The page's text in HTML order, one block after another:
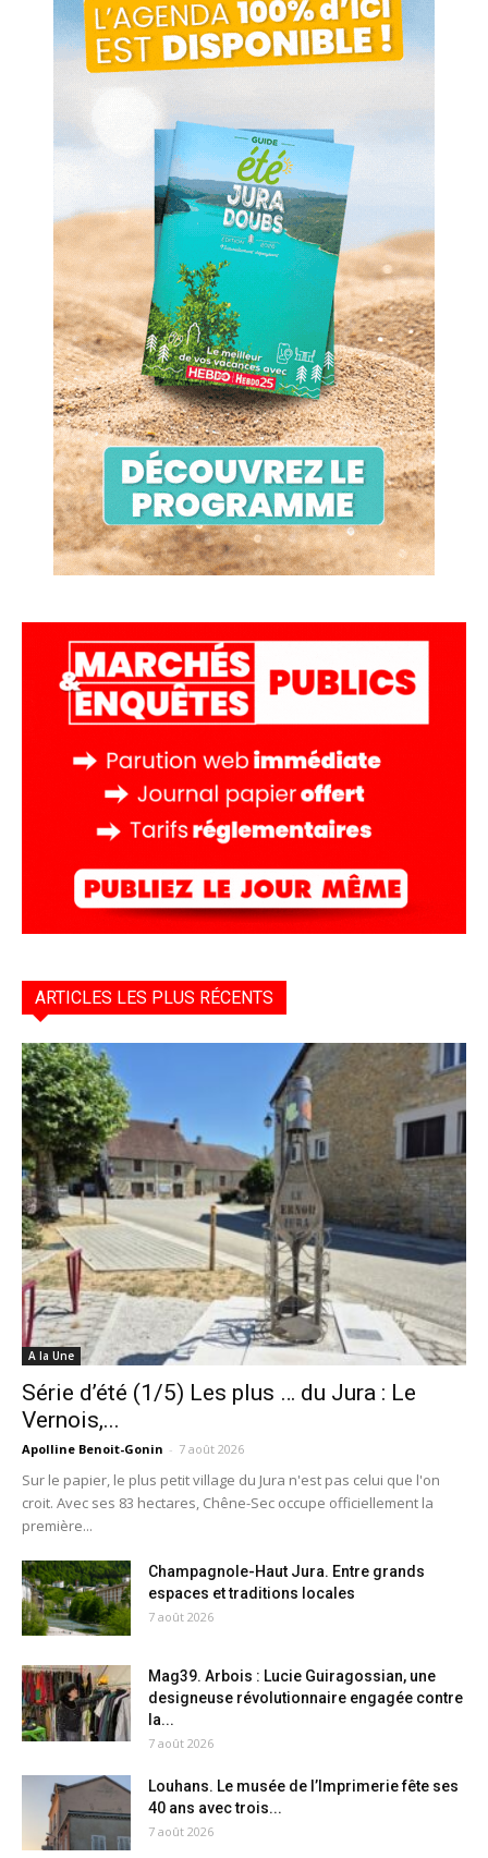
ARTICLES LES PLUS RÉCENTS
A la Une
Série d’été (1/5) Les plus … du Jura : Le
Vernois,...
Apolline Benoit-Gonin - 7 août 2026
Sur le papier, le plus petit village du Jura n'est pas celui que l'on
croit. Avec ses 83 hectares, Chêne-Sec occupe officiellement la
première...
Champagnole-Haut Jura. Entre grands
espaces et traditions locales
7 août 2026
Mag39. Arbois : Lucie Guiragossian, une
designeuse révolutionnaire engagée contre
la...
7 août 2026
Louhans. Le musée de l’Imprimerie fête ses
40 ans avec trois...
7 août 2026